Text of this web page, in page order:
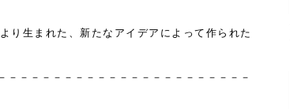
り生まれた、新たなアイデアによって作られた
－－－－－－－－－－－－－－－－－－－－－